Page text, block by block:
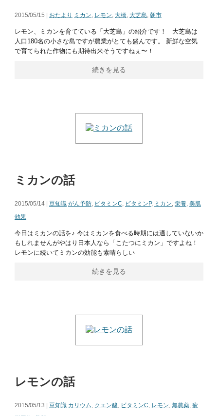
2015/05/15 | おたより ミカン, レモン, 大橋, 大芝島, 朝市
レモン、ミカンを育てている「大芝島」の紹介です！ 大芝島は
人口180名の小さな島ですが農業がとても盛んです。 新鮮な空気
で育てられた作物にも期待出来そうですねぇ〜！
続きを見る
ミカンの話
2015/05/14 | 豆知識 がん予防, ビタミンC, ビタミンP, ミカン, 栄養, 美肌
効果
今日はミカンの話を♪ 今はミカンを食べる時期には適していないか
もしれませんがやはり日本人なら「こたつにミカン」ですよね！
レモンに続いてミカンの効能も素晴らしい
続きを見る
レモンの話
2015/05/13 | 豆知識 カリウム, クエン酸, ビタミンC, レモン, 無農薬, 疲